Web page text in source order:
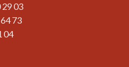
03
73
04